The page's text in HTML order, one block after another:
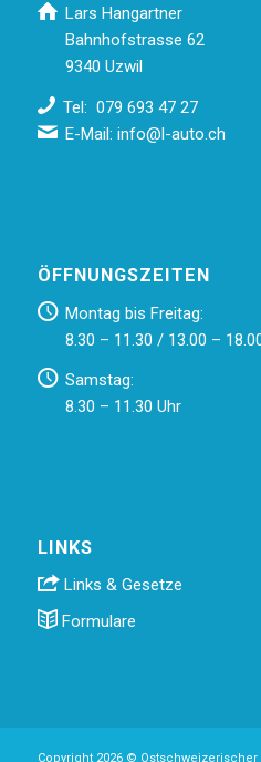
Lars Hangartner
Bahnhofstrasse 62
9340 Uzwil
Tel: 079 693 47 27
E-Mail:info@l-auto.ch
ÖFFNUNGSZEITEN
Montag bis Freitag:
8.30 – 11.30 / 13.00 –
Samstag:
8.30 – 11.30 Uhr
LINKS
Links & Gesetze
Formulare
Copyright 2026 © Ostschweizerischer